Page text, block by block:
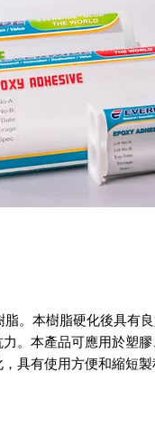
。本樹脂硬化後具有
。本產品可應用於塑
具有使用方便和縮短